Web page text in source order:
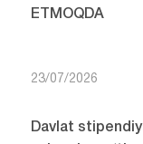
ETMOQDA
23/07/2026
Davlat